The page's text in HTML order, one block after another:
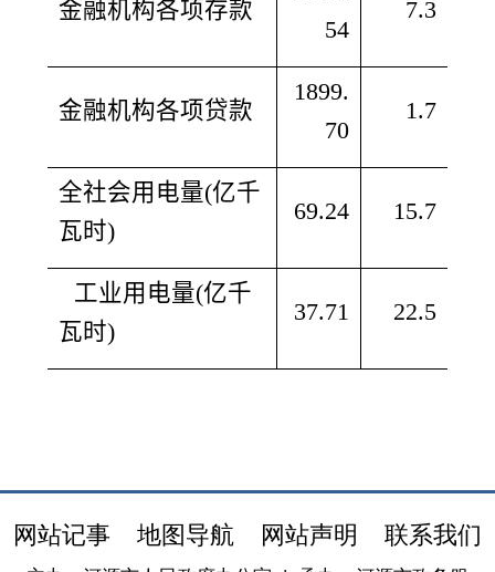
金融机构各项存款
54
7.3
金融机构各项贷款
1899.
70
1.7
全社会用电量(亿千
瓦时)
69.24 15.7
工业用电量(亿千
瓦时)
37.71 22.5
网站记事 地图导航 网站声明 联系我们